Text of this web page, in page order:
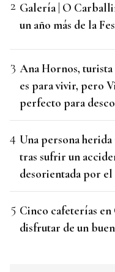
Galería | O
un año más de la
Ana Hornos,
es para vivir, pero
perfecto para
Una persona
tras sufrir un
desorientada por
Cinco cafeterías en
disfrutar de un